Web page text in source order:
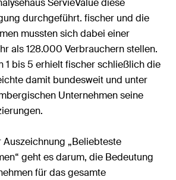
ServieValue diese
durchgeführt. fischer und die
mussten sich dabei einer
als 128.000 Verbrauchern stellen.
1 bis 5 erhielt fischer schließlich die
damit bundesweit und unter
Unternehmen seine
„Beliebteste
geht es darum, die Bedeutung
für das gesamte